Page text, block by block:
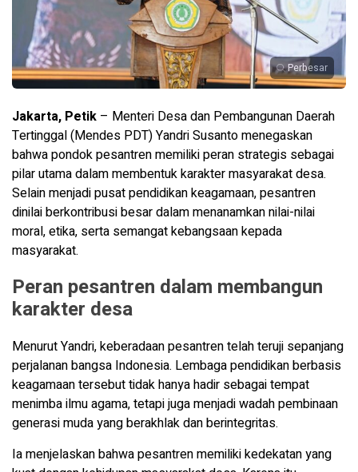
Perbesar
Jakarta, Petik – Menteri Desa dan Pembangunan Daerah
Tertinggal (Mendes PDT) Yandri Susanto menegaskan
bahwa pondok pesantren memiliki peran strategis sebagai
pilar utama dalam membentuk karakter masyarakat desa.
Selain menjadi pusat pendidikan keagamaan, pesantren
dinilai berkontribusi besar dalam menanamkan nilai-nilai
moral, etika, serta semangat kebangsaan kepada
masyarakat.
Peran pesantren dalam membangun
karakter desa
Menurut Yandri, keberadaan pesantren telah teruji sepanjang
perjalanan bangsa Indonesia. Lembaga pendidikan berbasis
keagamaan tersebut tidak hanya hadir sebagai tempat
menimba ilmu agama, tetapi juga menjadi wadah pembinaan
generasi muda yang berakhlak dan berintegritas.
Ia menjelaskan bahwa pesantren memiliki kedekatan yang